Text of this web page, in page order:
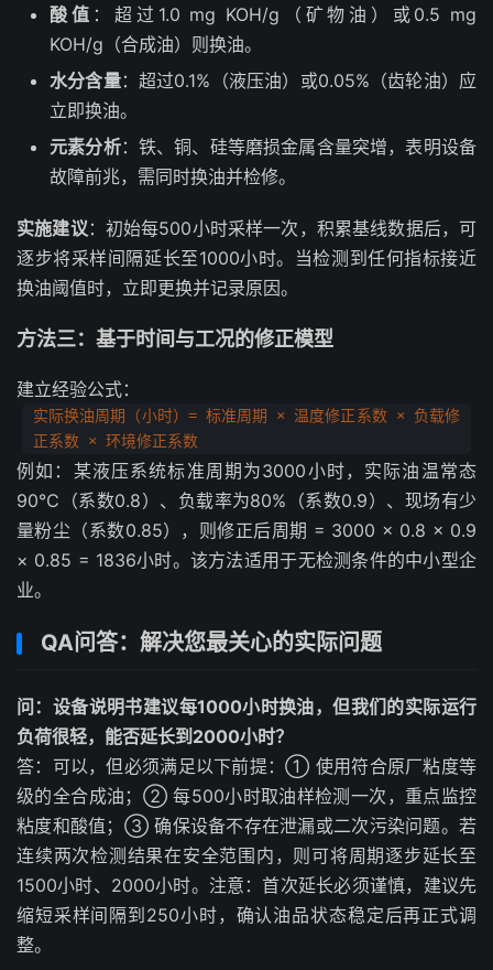
酸值 ：超过1.0 mg KOH/g（矿物油）或0.5 mg
KOH/g（合成油）则换油。
水分含量：超过0.1%（液压油）或0.05%（齿轮油）应
立即换油。
元素分析：铁、铜、硅等磨损金属含量突增，表明设备
故障前兆，需同时换油并检修。
实施建议：初始每500小时采样一次，积累基线数据后，可
逐步将采样间隔延长至1000小时。当检测到任何指标接近
换油阈值时，立即更换并记录原因。
方法三：基于时间与工况的修正模型
建立经验公式：
实际换油周期（小时）= 标准周期 × 温度修正系数 × 负载修
正系数 × 环境修正系数
例如：某液压系统标准周期为3000小时，实际油温常态
90℃（系数0.8）、负载率为80%（系数0.9）、现场有少
量粉尘（系数0.85），则修正后周期 = 3000 × 0.8 × 0.9
× 0.85 = 1836小时。该方法适用于无检测条件的中小型企
业。
QA问答：解决您最关心的实际问题
问：设备说明书建议每1000小时换油，但我们的实际运行
负荷很轻，能否延长到2000小时？
答：可以，但必须满足以下前提：① 使用符合原厂粘度等
级的全合成油；② 每500小时取油样检测一次，重点监控
粘度和酸值；③ 确保设备不存在泄漏或二次污染问题。若
连续两次检测结果在安全范围内，则可将周期逐步延长至
1500小时、2000小时。注意：首次延长必须谨慎，建议先
缩短采样间隔到250小时，确认油品状态稳定后再正式调
整。